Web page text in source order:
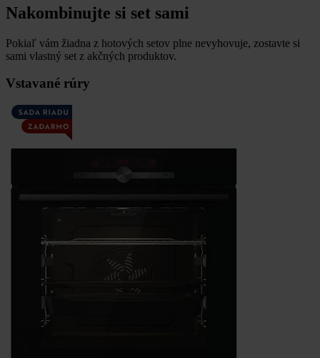
Nakombinujte si set sami
Pokiaľ vám žiadna z hotových setov plne nevyhovuje, zostavte si
sami vlastný set z akčných produktov.
Vstavané rúry